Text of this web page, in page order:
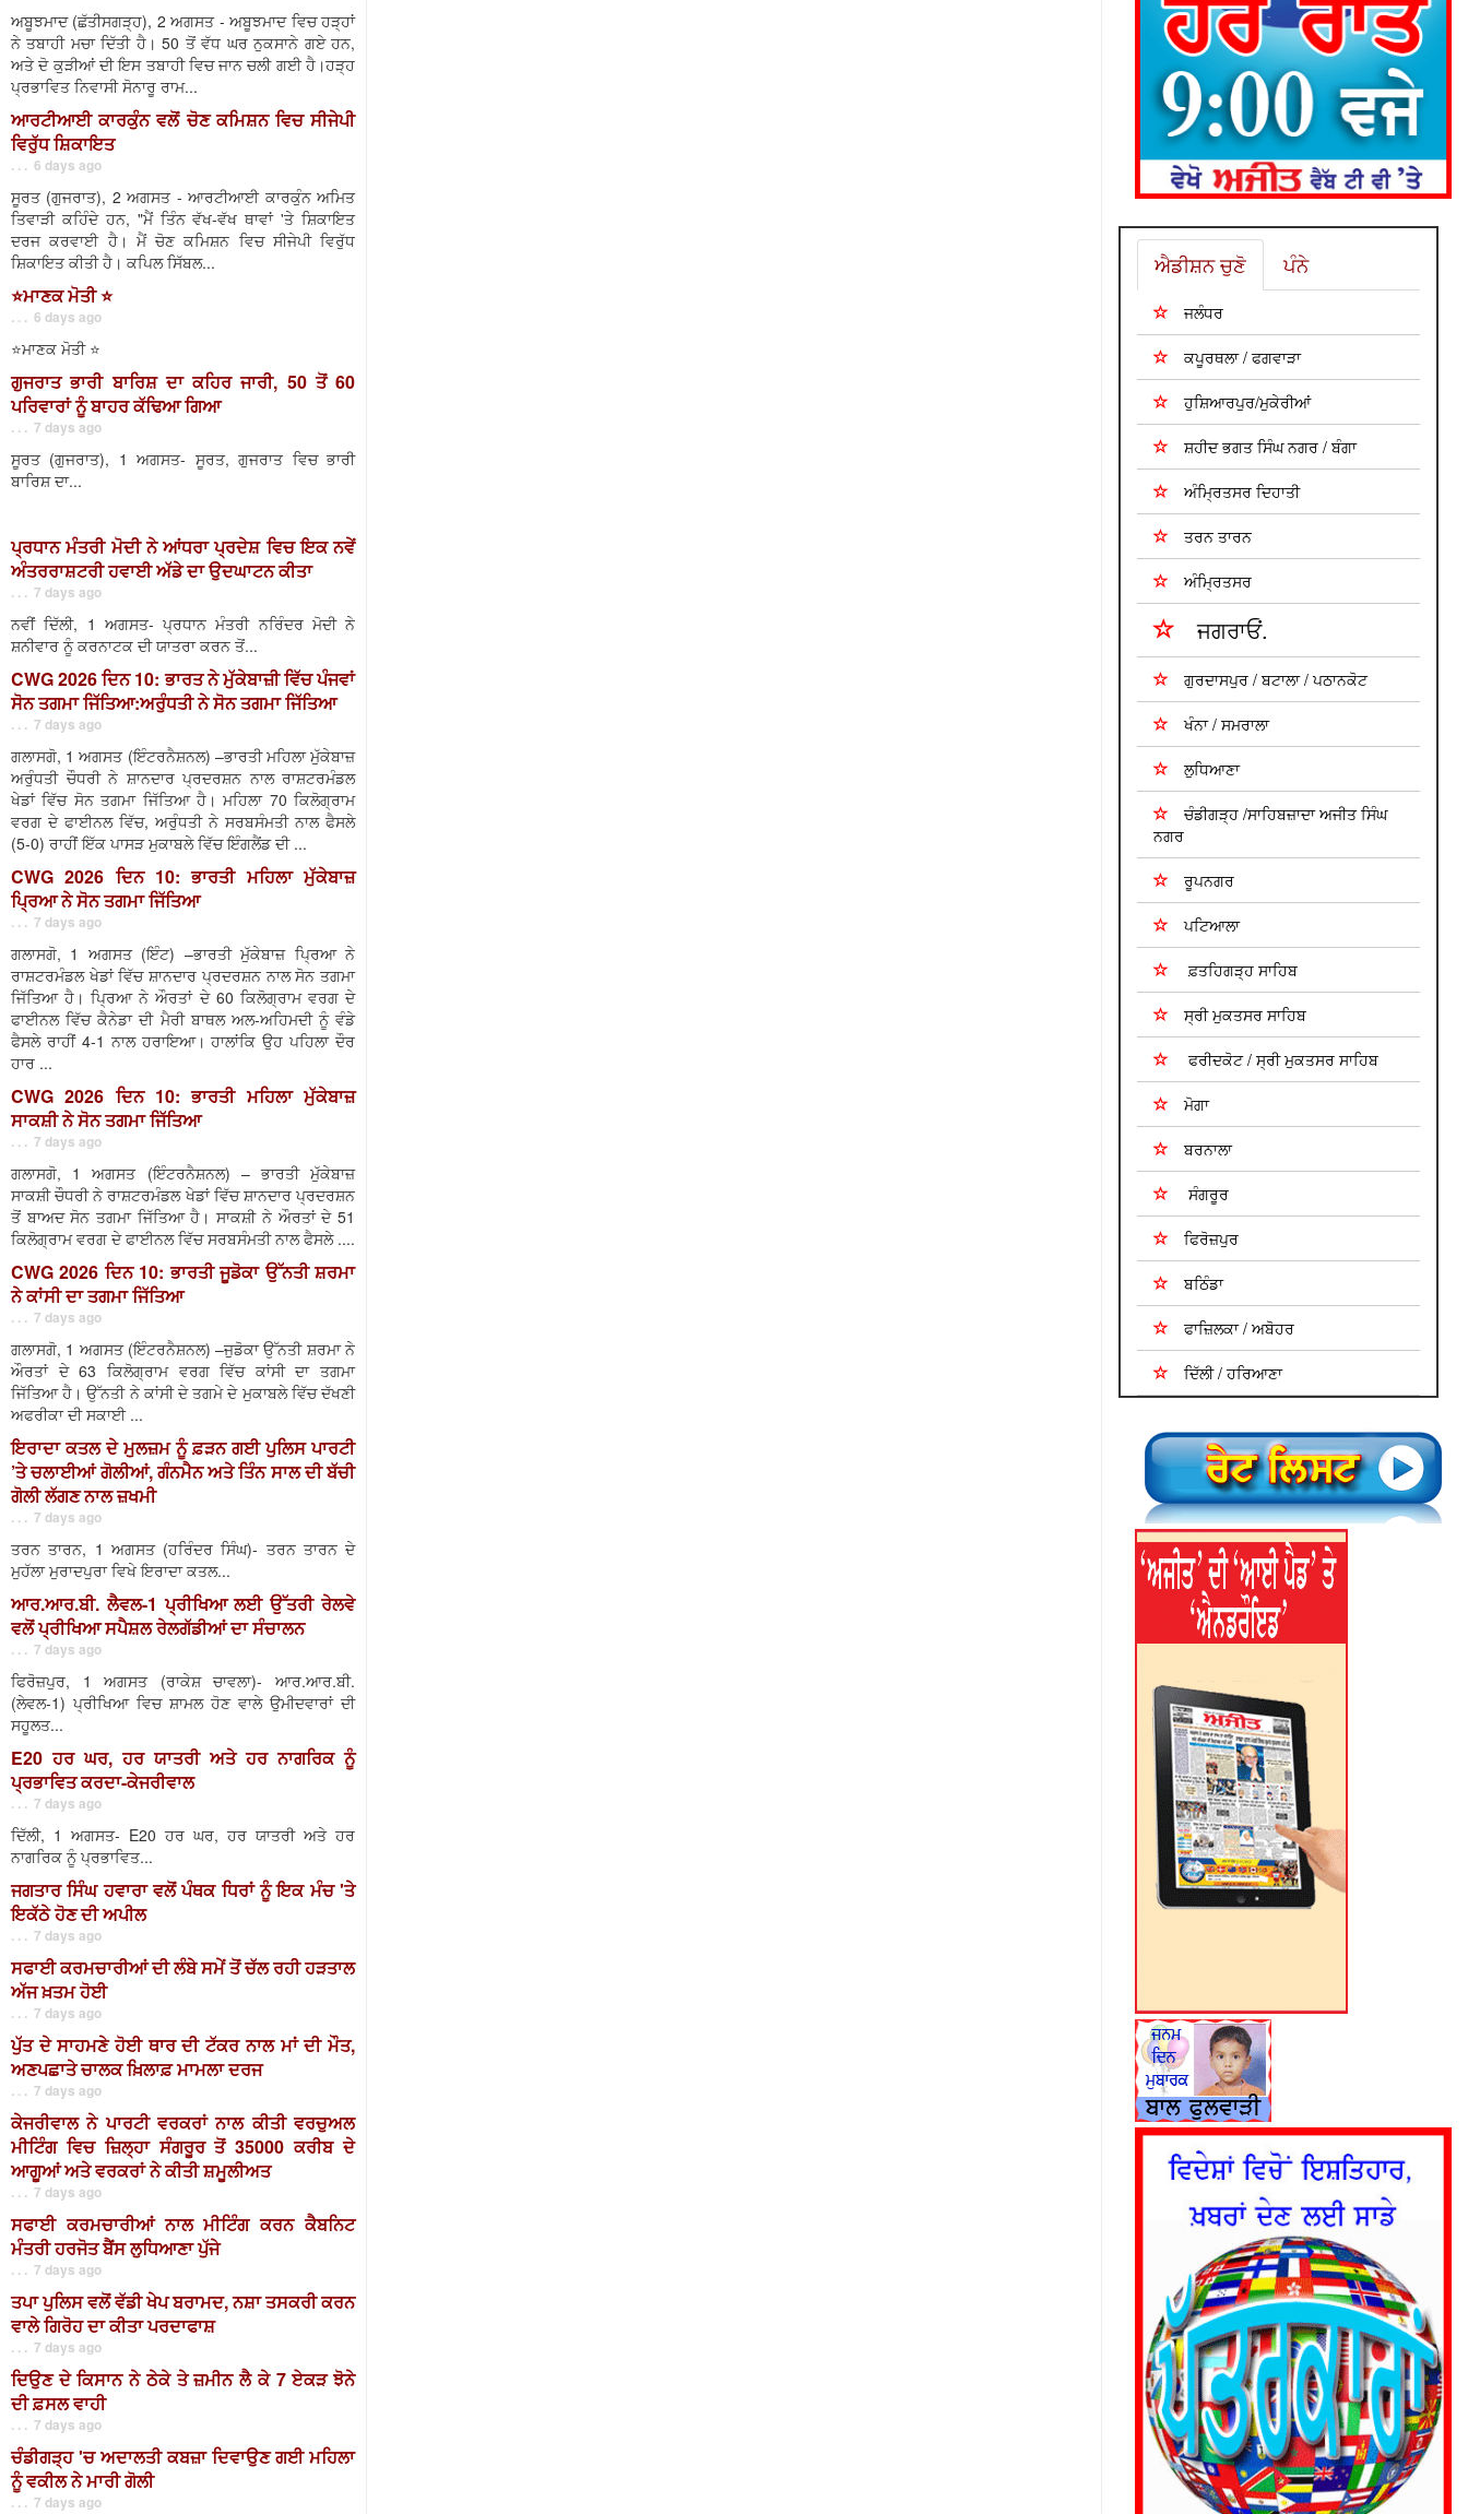
ਅਬੂਝਮਾਦ (ਛੱਤੀਸਗੜ੍ਹ), 2 ਅਗਸਤ - ਅਬੂਝਮਾਦ ਵਿਚ ਹੜ੍ਹਾਂ
ਨੇ ਤਬਾਹੀ ਮਚਾ ਦਿੱਤੀ ਹੈ। 50 ਤੋਂ ਵੱਧ ਘਰ ਨੁਕਸਾਨੇ ਗਏ ਹਨ,
ਅਤੇ ਦੋ ਕੁੜੀਆਂ ਦੀ ਇਸ ਤਬਾਹੀ ਵਿਚ ਜਾਨ ਚਲੀ ਗਈ ਹੈ।ਹੜ੍ਹ
ਪ੍ਰਭਾਵਿਤ ਨਿਵਾਸੀ ਸੋਨਾਰੂ ਰਾਮ...
ਆਰਟੀਆਈ ਕਾਰਕੁੰਨ ਵਲੋਂ ਚੋਣ ਕਮਿਸ਼ਨ ਵਿਚ ਸੀਜੇਪੀ
ਵਿਰੁੱਧ ਸ਼ਿਕਾਇਤ
. . . 6 days ago
ਸੂਰਤ (ਗੁਜਰਾਤ), 2 ਅਗਸਤ - ਆਰਟੀਆਈ ਕਾਰਕੁੰਨ ਅਮਿਤ
ਤਿਵਾੜੀ ਕਹਿੰਦੇ ਹਨ, "ਮੈਂ ਤਿੰਨ ਵੱਖ-ਵੱਖ ਥਾਵਾਂ 'ਤੇ ਸ਼ਿਕਾਇਤ
ਦਰਜ ਕਰਵਾਈ ਹੈ। ਮੈਂ ਚੋਣ ਕਮਿਸ਼ਨ ਵਿਚ ਸੀਜੇਪੀ ਵਿਰੁੱਧ
ਸ਼ਿਕਾਇਤ ਕੀਤੀ ਹੈ। ਕਪਿਲ ਸਿੱਬਲ...
⭐️ਮਾਣਕ ਮੋਤੀ ⭐️
. . . 6 days ago
⭐️ਮਾਣਕ ਮੋਤੀ ⭐️
ਗੁਜਰਾਤ ਭਾਰੀ ਬਾਰਿਸ਼ ਦਾ ਕਹਿਰ ਜਾਰੀ, 50 ਤੋਂ 60
ਪਰਿਵਾਰਾਂ ਨੂੰ ਬਾਹਰ ਕੱਢਿਆ ਗਿਆ
. . . 7 days ago
ਸੂਰਤ (ਗੁਜਰਾਤ), 1 ਅਗਸਤ- ਸੂਰਤ, ਗੁਜਰਾਤ ਵਿਚ ਭਾਰੀ
ਬਾਰਿਸ਼ ਦਾ...
ਪ੍ਰਧਾਨ ਮੰਤਰੀ ਮੋਦੀ ਨੇ ਆਂਧਰਾ ਪ੍ਰਦੇਸ਼ ਵਿਚ ਇਕ ਨਵੇਂ
ਅੰਤਰਰਾਸ਼ਟਰੀ ਹਵਾਈ ਅੱਡੇ ਦਾ ਉਦਘਾਟਨ ਕੀਤਾ
. . . 7 days ago
ਨਵੀਂ ਦਿੱਲੀ, 1 ਅਗਸਤ- ਪ੍ਰਧਾਨ ਮੰਤਰੀ ਨਰਿੰਦਰ ਮੋਦੀ ਨੇ
ਸ਼ਨੀਵਾਰ ਨੂੰ ਕਰਨਾਟਕ ਦੀ ਯਾਤਰਾ ਕਰਨ ਤੋਂ...
CWG 2026 ਦਿਨ 10: ਭਾਰਤ ਨੇ ਮੁੱਕੇਬਾਜ਼ੀ ਵਿੱਚ ਪੰਜਵਾਂ
ਸੋਨ ਤਗਮਾ ਜਿੱਤਿਆ:ਅਰੁੰਧਤੀ ਨੇ ਸੋਨ ਤਗਮਾ ਜਿੱਤਿਆ
. . . 7 days ago
ਗਲਾਸਗੋ, 1 ਅਗਸਤ (ਇੰਟਰਨੈਸ਼ਨਲ) –ਭਾਰਤੀ ਮਹਿਲਾ ਮੁੱਕੇਬਾਜ਼
ਅਰੁੰਧਤੀ ਚੌਧਰੀ ਨੇ ਸ਼ਾਨਦਾਰ ਪ੍ਰਦਰਸ਼ਨ ਨਾਲ ਰਾਸ਼ਟਰਮੰਡਲ
ਖੇਡਾਂ ਵਿੱਚ ਸੋਨ ਤਗਮਾ ਜਿੱਤਿਆ ਹੈ। ਮਹਿਲਾ 70 ਕਿਲੋਗ੍ਰਾਮ
ਵਰਗ ਦੇ ਫਾਈਨਲ ਵਿੱਚ, ਅਰੁੰਧਤੀ ਨੇ ਸਰਬਸੰਮਤੀ ਨਾਲ ਫੈਸਲੇ
(5-0) ਰਾਹੀਂ ਇੱਕ ਪਾਸੜ ਮੁਕਾਬਲੇ ਵਿੱਚ ਇੰਗਲੈਂਡ ਦੀ ...
CWG 2026 ਦਿਨ 10: ਭਾਰਤੀ ਮਹਿਲਾ ਮੁੱਕੇਬਾਜ਼
ਪ੍ਰਿਆ ਨੇ ਸੋਨ ਤਗਮਾ ਜਿੱਤਿਆ
. . . 7 days ago
ਗਲਾਸਗੋ, 1 ਅਗਸਤ (ਇੰਟ) –ਭਾਰਤੀ ਮੁੱਕੇਬਾਜ਼ ਪ੍ਰਿਆ ਨੇ
ਰਾਸ਼ਟਰਮੰਡਲ ਖੇਡਾਂ ਵਿੱਚ ਸ਼ਾਨਦਾਰ ਪ੍ਰਦਰਸ਼ਨ ਨਾਲ ਸੋਨ ਤਗਮਾ
ਜਿੱਤਿਆ ਹੈ। ਪ੍ਰਿਆ ਨੇ ਔਰਤਾਂ ਦੇ 60 ਕਿਲੋਗ੍ਰਾਮ ਵਰਗ ਦੇ
ਫਾਈਨਲ ਵਿੱਚ ਕੈਨੇਡਾ ਦੀ ਮੈਰੀ ਬਾਥਲ ਅਲ-ਅਹਿਮਦੀ ਨੂੰ ਵੰਡੇ
ਫੈਸਲੇ ਰਾਹੀਂ 4-1 ਨਾਲ ਹਰਾਇਆ। ਹਾਲਾਂਕਿ ਉਹ ਪਹਿਲਾ ਦੌਰ
ਹਾਰ ...
CWG 2026 ਦਿਨ 10: ਭਾਰਤੀ ਮਹਿਲਾ ਮੁੱਕੇਬਾਜ਼
ਸਾਕਸ਼ੀ ਨੇ ਸੋਨ ਤਗਮਾ ਜਿੱਤਿਆ
. . . 7 days ago
ਗਲਾਸਗੋ, 1 ਅਗਸਤ (ਇੰਟਰਨੈਸ਼ਨਲ) – ਭਾਰਤੀ ਮੁੱਕੇਬਾਜ਼
ਸਾਕਸ਼ੀ ਚੌਧਰੀ ਨੇ ਰਾਸ਼ਟਰਮੰਡਲ ਖੇਡਾਂ ਵਿੱਚ ਸ਼ਾਨਦਾਰ ਪ੍ਰਦਰਸ਼ਨ
ਤੋਂ ਬਾਅਦ ਸੋਨ ਤਗਮਾ ਜਿੱਤਿਆ ਹੈ। ਸਾਕਸ਼ੀ ਨੇ ਔਰਤਾਂ ਦੇ 51
ਕਿਲੋਗ੍ਰਾਮ ਵਰਗ ਦੇ ਫਾਈਨਲ ਵਿੱਚ ਸਰਬਸੰਮਤੀ ਨਾਲ ਫੈਸਲੇ ....
CWG 2026 ਦਿਨ 10: ਭਾਰਤੀ ਜੂਡੋਕਾ ਉੱਨਤੀ ਸ਼ਰਮਾ
ਨੇ ਕਾਂਸੀ ਦਾ ਤਗਮਾ ਜਿੱਤਿਆ
. . . 7 days ago
ਗਲਾਸਗੋ, 1 ਅਗਸਤ (ਇੰਟਰਨੈਸ਼ਨਲ) –ਜੁਡੋਕਾ ਉੱਨਤੀ ਸ਼ਰਮਾ ਨੇ
ਔਰਤਾਂ ਦੇ 63 ਕਿਲੋਗ੍ਰਾਮ ਵਰਗ ਵਿੱਚ ਕਾਂਸੀ ਦਾ ਤਗਮਾ
ਜਿੱਤਿਆ ਹੈ। ਉੱਨਤੀ ਨੇ ਕਾਂਸੀ ਦੇ ਤਗਮੇ ਦੇ ਮੁਕਾਬਲੇ ਵਿੱਚ ਦੱਖਣੀ
ਅਫਰੀਕਾ ਦੀ ਸਕਾਈ ...
ਇਰਾਦਾ ਕਤਲ ਦੇ ਮੁਲਜ਼ਮ ਨੂੰ ਫ਼ੜਨ ਗਈ ਪੁਲਿਸ ਪਾਰਟੀ
’ਤੇ ਚਲਾਈਆਂ ਗੋਲੀਆਂ, ਗੰਨਮੈਨ ਅਤੇ ਤਿੰਨ ਸਾਲ ਦੀ ਬੱਚੀ
ਗੋਲੀ ਲੱਗਣ ਨਾਲ ਜ਼ਖਮੀ
. . . 7 days ago
ਤਰਨ ਤਾਰਨ, 1 ਅਗਸਤ (ਹਰਿੰਦਰ ਸਿੰਘ)- ਤਰਨ ਤਾਰਨ ਦੇ
ਮੁਹੱਲਾ ਮੁਰਾਦਪੁਰਾ ਵਿਖੇ ਇਰਾਦਾ ਕਤਲ...
ਆਰ.ਆਰ.ਬੀ. ਲੈਵਲ-1 ਪ੍ਰੀਖਿਆ ਲਈ ਉੱਤਰੀ ਰੇਲਵੇ
ਵਲੋਂ ਪ੍ਰੀਖਿਆ ਸਪੈਸ਼ਲ ਰੇਲਗੱਡੀਆਂ ਦਾ ਸੰਚਾਲਨ
. . . 7 days ago
ਫਿਰੋਜ਼ਪੁਰ, 1 ਅਗਸਤ (ਰਾਕੇਸ਼ ਚਾਵਲਾ)- ਆਰ.ਆਰ.ਬੀ.
(ਲੇਵਲ-1) ਪ੍ਰੀਖਿਆ ਵਿਚ ਸ਼ਾਮਲ ਹੋਣ ਵਾਲੇ ਉਮੀਦਵਾਰਾਂ ਦੀ
ਸਹੂਲਤ...
E20 ਹਰ ਘਰ, ਹਰ ਯਾਤਰੀ ਅਤੇ ਹਰ ਨਾਗਰਿਕ ਨੂੰ
ਪ੍ਰਭਾਵਿਤ ਕਰਦਾ-ਕੇਜਰੀਵਾਲ
. . . 7 days ago
ਦਿੱਲੀ, 1 ਅਗਸਤ- E20 ਹਰ ਘਰ, ਹਰ ਯਾਤਰੀ ਅਤੇ ਹਰ
ਨਾਗਰਿਕ ਨੂੰ ਪ੍ਰਭਾਵਿਤ...
ਜਗਤਾਰ ਸਿੰਘ ਹਵਾਰਾ ਵਲੋਂ ਪੰਥਕ ਧਿਰਾਂ ਨੂੰ ਇਕ ਮੰਚ 'ਤੇ
ਇਕੱਠੇ ਹੋਣ ਦੀ ਅਪੀਲ
. . . 7 days ago
ਸਫਾਈ ਕਰਮਚਾਰੀਆਂ ਦੀ ਲੰਬੇ ਸਮੇਂ ਤੋਂ ਚੱਲ ਰਹੀ ਹੜਤਾਲ
ਅੱਜ ਖ਼ਤਮ ਹੋਈ
. . . 7 days ago
ਪੁੱਤ ਦੇ ਸਾਹਮਣੇ ਹੋਈ ਥਾਰ ਦੀ ਟੱਕਰ ਨਾਲ ਮਾਂ ਦੀ ਮੌਤ,
ਅਣਪਛਾਤੇ ਚਾਲਕ ਖ਼ਿਲਾਫ਼ ਮਾਮਲਾ ਦਰਜ
. . . 7 days ago
ਕੇਜਰੀਵਾਲ ਨੇ ਪਾਰਟੀ ਵਰਕਰਾਂ ਨਾਲ ਕੀਤੀ ਵਰਚੁਅਲ
ਮੀਟਿੰਗ ਵਿਚ ਜ਼ਿਲ੍ਹਾ ਸੰਗਰੂਰ ਤੋਂ 35000 ਕਰੀਬ ਦੇ
ਆਗੂਆਂ ਅਤੇ ਵਰਕਰਾਂ ਨੇ ਕੀਤੀ ਸ਼ਮੂਲੀਅਤ
. . . 7 days ago
ਸਫਾਈ ਕਰਮਚਾਰੀਆਂ ਨਾਲ ਮੀਟਿੰਗ ਕਰਨ ਕੈਬਨਿਟ
ਮੰਤਰੀ ਹਰਜੋਤ ਬੈਂਸ ਲੁਧਿਆਣਾ ਪੁੱਜੇ
. . . 7 days ago
ਤਪਾ ਪੁਲਿਸ ਵਲੋਂ ਵੱਡੀ ਖੇਪ ਬਰਾਮਦ, ਨਸ਼ਾ ਤਸਕਰੀ ਕਰਨ
ਵਾਲੇ ਗਿਰੋਹ ਦਾ ਕੀਤਾ ਪਰਦਾਫਾਸ਼
. . . 7 days ago
ਦਿਉਣ ਦੇ ਕਿਸਾਨ ਨੇ ਠੇਕੇ ਤੇ ਜ਼ਮੀਨ ਲੈ ਕੇ 7 ਏਕੜ ਝੋਨੇ
ਦੀ ਫ਼ਸਲ ਵਾਹੀ
. . . 7 days ago
ਚੰਡੀਗੜ੍ਹ 'ਚ ਅਦਾਲਤੀ ਕਬਜ਼ਾ ਦਿਵਾਉਣ ਗਈ ਮਹਿਲਾ
ਨੂੰ ਵਕੀਲ ਨੇ ਮਾਰੀ ਗੋਲੀ
. . . 7 days ago
ਐਡੀਸ਼ਨ ਚੁਣੋ ਪੰਨੇ
ਜਲੰਧਰ
ਕਪੂਰਥਲਾ / ਫਗਵਾੜਾ
ਹੁਸ਼ਿਆਰਪੁਰ/ਮੁਕੇਰੀਆਂ
ਸ਼ਹੀਦ ਭਗਤ ਸਿੰਘ ਨਗਰ / ਬੰਗਾ
ਅੰਮ੍ਰਿਤਸਰ ਦਿਹਾਤੀ
ਤਰਨ ਤਾਰਨ
ਅੰਮ੍ਰਿਤਸਰ
ਜਗਰਾਓਂ.
ਗੁਰਦਾਸਪੁਰ / ਬਟਾਲਾ / ਪਠਾਨਕੋਟ
ਖੰਨਾ / ਸਮਰਾਲਾ
ਲੁਧਿਆਣਾ
ਚੰਡੀਗੜ੍ਹ /ਸਾਹਿਬਜ਼ਾਦਾ ਅਜੀਤ ਸਿੰਘ
ਨਗਰ
ਰੂਪਨਗਰ
ਪਟਿਆਲਾ
ਫ਼ਤਹਿਗੜ੍ਹ ਸਾਹਿਬ
ਸ੍ਰੀ ਮੁਕਤਸਰ ਸਾਹਿਬ
ਫਰੀਦਕੋਟ / ਸ੍ਰੀ ਮੁਕਤਸਰ ਸਾਹਿਬ
ਮੋਗਾ
ਬਰਨਾਲਾ
ਸੰਗਰੂਰ
ਫਿਰੋਜ਼ਪੁਰ
ਬਠਿੰਡਾ
ਫਾਜ਼ਿਲਕਾ / ਅਬੋਹਰ
ਦਿੱਲੀ / ਹਰਿਆਣਾ